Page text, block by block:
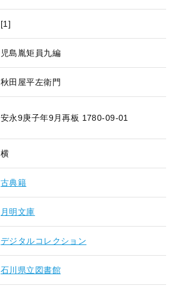
[1]
児島胤矩員九編
秋田屋平左衛門
安永9庚子年9月再板 1780-09-01
横
古典籍
月明文庫
デジタルコレクション
石川県立図書館